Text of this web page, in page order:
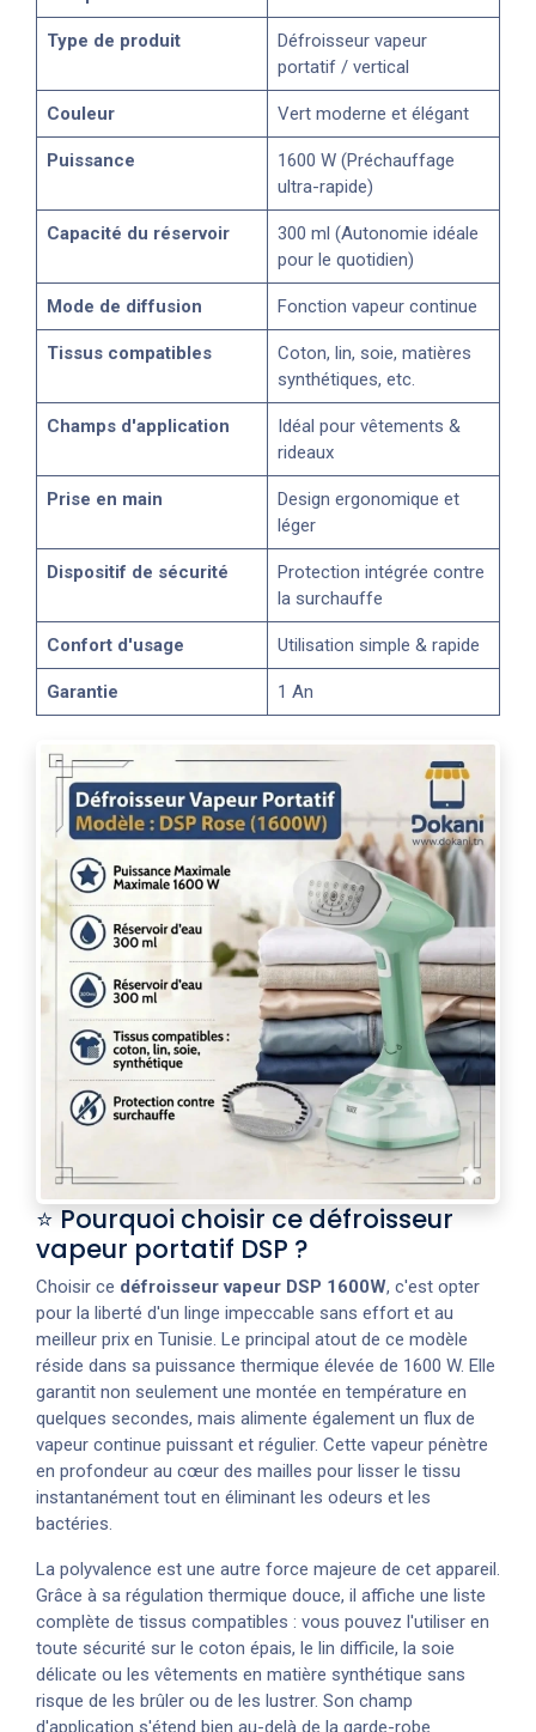
Type de produit
Défroisseur vapeur
portatif / vertical
Couleur Vert moderne et élégant
Puissance
1600 W (Préchauffage
ultra-rapide)
Capacité du réservoir
300 ml (Autonomie idéale
pour le quotidien)
Mode de diffusion Fonction vapeur continue
Tissus compatibles
Coton, lin, soie, matières
synthétiques, etc.
Champs d'application
Idéal pour vêtements &
rideaux
Prise en main
Design ergonomique et
léger
Dispositif de sécurité
Protection intégrée contre
la surchauffe
Confort d'usage Utilisation simple & rapide
Garantie 1 An
⭐ Pourquoi choisir ce défroisseur
vapeur portatif DSP ?
Choisir ce défroisseur vapeur DSP 1600W, c'est opter
pour la liberté d'un linge impeccable sans effort et au
meilleur prix en Tunisie. Le principal atout de ce modèle
réside dans sa puissance thermique élevée de 1600 W. Elle
garantit non seulement une montée en température en
quelques secondes, mais alimente également un flux de
vapeur continue puissant et régulier. Cette vapeur pénètre
en profondeur au cœur des mailles pour lisser le tissu
instantanément tout en éliminant les odeurs et les
bactéries.
La polyvalence est une autre force majeure de cet appareil.
Grâce à sa régulation thermique douce, il affiche une liste
complète de tissus compatibles : vous pouvez l'utiliser en
toute sécurité sur le coton épais, le lin difficile, la soie
délicate ou les vêtements en matière synthétique sans
risque de les brûler ou de les lustrer. Son champ
d'application s'étend bien au-delà de la garde-robe